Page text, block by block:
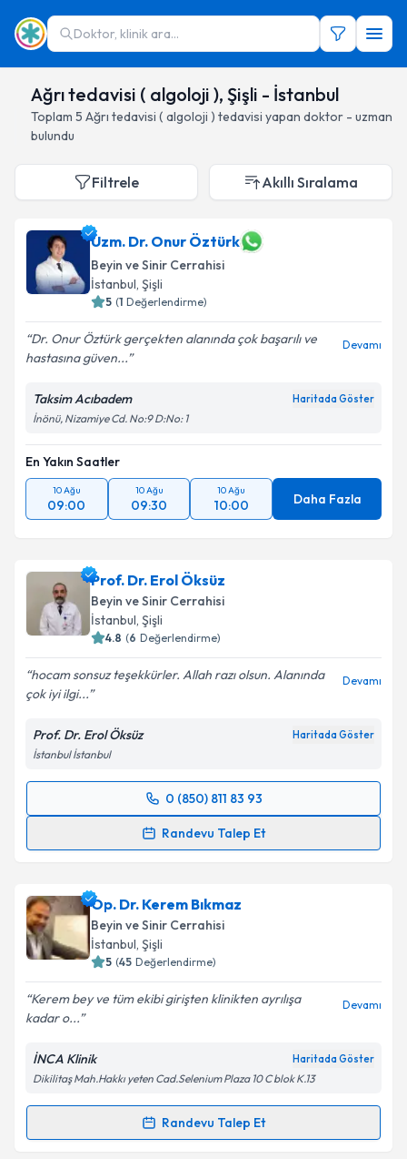
Doktor, klinik ara...
Ağrı tedavisi ( algoloji ), Şişli - İstanbul
Toplam 5 Ağrı tedavisi ( algoloji ) tedavisi yapan doktor - uzman
bulundu
Filtrele Akıllı Sıralama
Uzm. Dr. Onur Öztürk
Beyin ve Sinir Cerrahisi
İstanbul, Şişli
5 (1 Değerlendirme)
Dr. Onur Öztürk gerçekten alanında çok başarılı ve
hastasına güven...
Devamı
Taksim Acıbadem Haritada Göster
İnönü, Nizamiye Cd. No:9 D:No: 1
En Yakın Saatler
10 Ağu
09:00
10 Ağu
09:30
10 Ağu
10:00 Daha Fazla
Prof. Dr. Erol Öksüz
Beyin ve Sinir Cerrahisi
İstanbul, Şişli
4.8 (6 Değerlendirme)
hocam sonsuz teşekkürler. Allah razı olsun. Alanında
çok iyi ilgi...
Devamı
Prof. Dr. Erol Öksüz Haritada Göster
İstanbul İstanbul
0 (850) 811 83 93
Randevu Talep Et
Randevu Takvimi Talebi
takvim hazırlandığında e-posta ile bilgilendireceğiz.
E-posta Adresiniz
kapsamda işlenmesini kabul ediyorum.
Takvim Talebini Gönder
Op. Dr. Kerem Bıkmaz
Beyin ve Sinir Cerrahisi
İstanbul, Şişli
5 (45 Değerlendirme)
Kerem bey ve tüm ekibi girişten klinikten ayrılışa
kadar o...
Devamı
İNCA Klinik Haritada Göster
Dikilitaş Mah.Hakkı yeten Cad.Selenium Plaza 10 C blok K.13
Randevu Talep Et
Randevu Takvimi Talebi